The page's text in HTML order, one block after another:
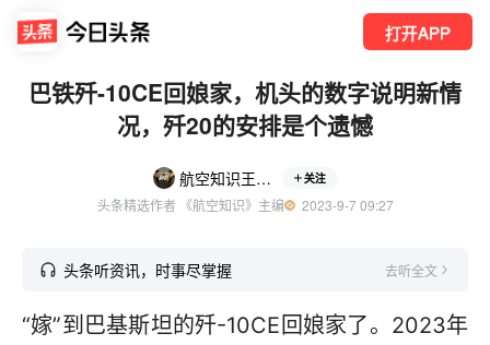
打开APP
巴铁歼-10CE回娘家，机头的数字说明新情
况，歼20的安排是个遗憾
航空知识王亚男 关注
头条精选作者 《航空知识》主编
  2023-9-7 09:27
头条听资讯，时事尽掌握 去听全文
“嫁”到巴基斯坦的歼-10CE回娘家了。2023年